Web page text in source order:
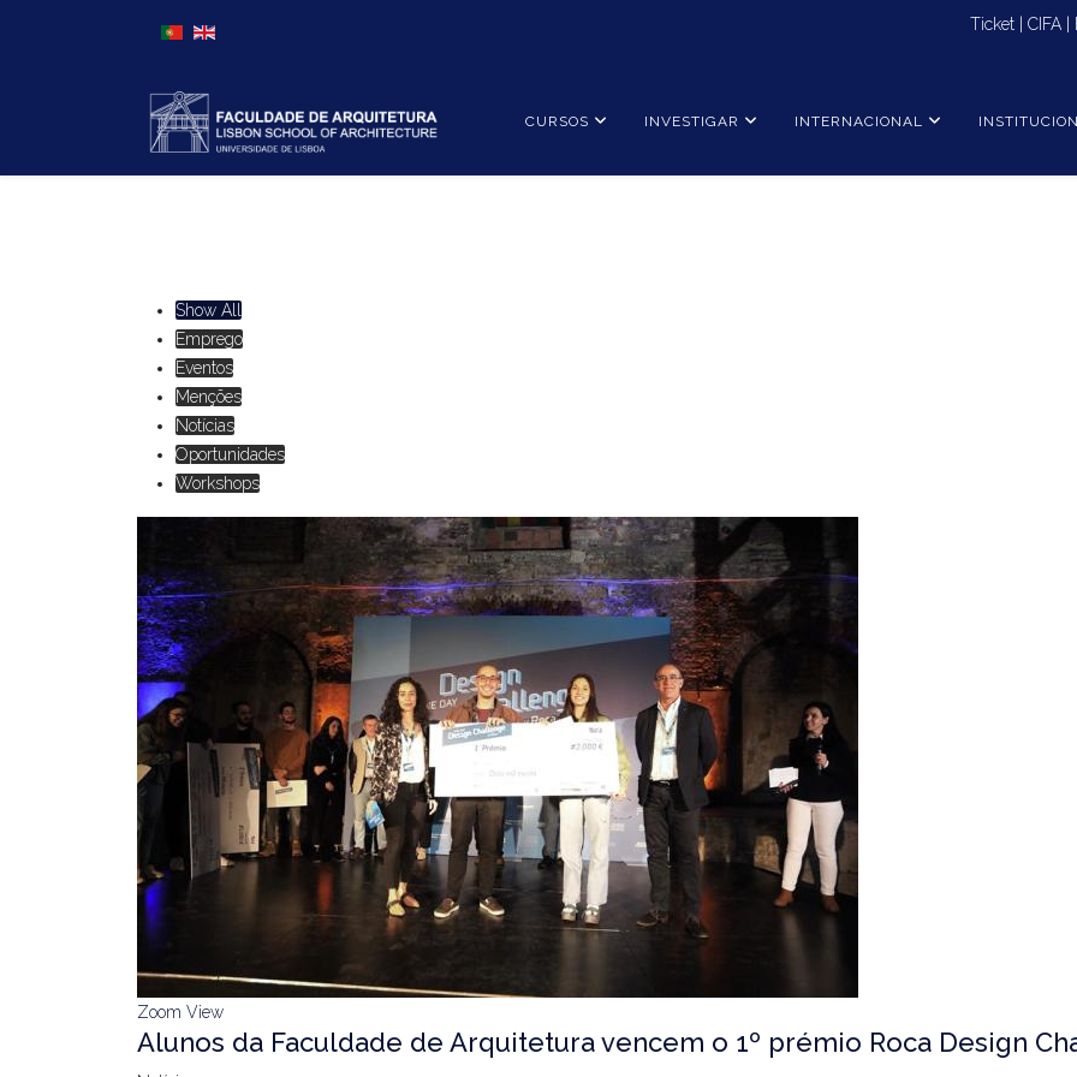
Escolha o seu idioma Ticket CIFA
CURSOS INVESTIGAR INTERNACIONAL
Show All
Emprego
Eventos
Menções
Notícias
Oportunidades
Workshops
Zoom View
Alunos da Faculdade de Arquitetura vencem o 1º prémio Roca Design